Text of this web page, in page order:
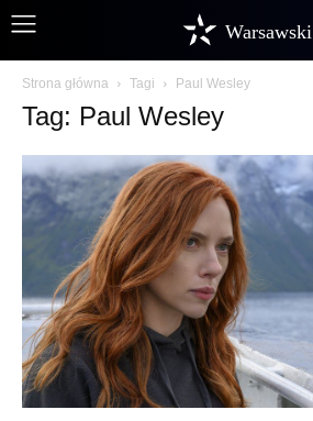
Warsawski
Strona główna Tagi Paul Wesley
Tag: Paul Wesley